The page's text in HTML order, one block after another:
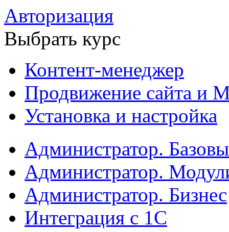
Авторизация
Выбрать курс
Контент-менеджер
Продвижение сайта и
Установка и настройка
Администратор.
Администратор.
Администратор. Бизнес
Интеграция с 1С